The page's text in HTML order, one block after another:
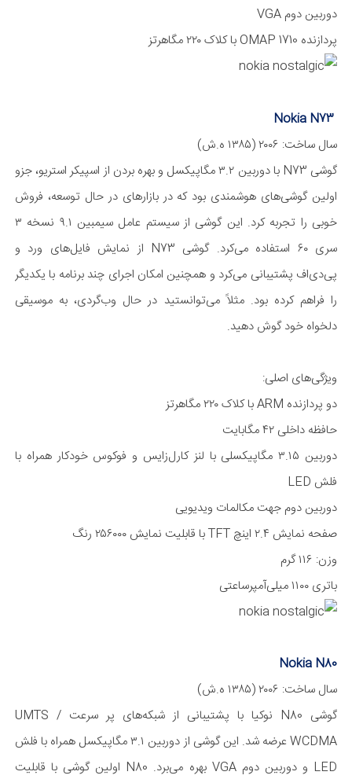
دوربین دوم VGA
پردازنده OMAP 1710 با کلاک ۲۲۰ مگا‌‌هرتز
سال ساخت: ۲۰۰۶ (۱۳۸۵ ه.ش)
گوشی N73 با دوربین ۳.۲ مگا‌پیکسل و بهره بردن از اسپیکر استریو، جزو
اولین گوشی‌های هوشمندی بود که در بازار‌های در حال توسعه، فروش
خوبی را تجربه کرد. این گوشی از سیستم عامل سیمبین ۹.۱ نسخه ۳
سری ۶۰ استفاده می‌کرد. گوشی N73 از نمایش فایل‌های ورد و
پی‌دی‌اف پشتیبانی می‌کرد و همچنین امکان اجرای چند برنامه با یکدیگر
را فراهم کرده بود. مثلاً می‌توانستید در حال وب‌گردی، به موسیقی
دلخواه خود گوش دهید.
ویژگی‌های اصلی:
دو پردازنده ARM با کلاک ۲۲۰ مگا‌هرتز
حافظه داخلی ۴۲ مگا‌بایت
دوربین ۳.۱۵ مگا‌پیکسلی با لنز کارل‌زایس و فوکوس خودکار همراه با
فلش LED
دوربین دوم جهت مکالمات ویدیویی
صفحه نمایش ۲.۴ اینچ TFT با قابلیت نمایش ۲۵۶۰۰۰ رنگ
وزن: ۱۱۶ گرم
باتری ۱۱۰۰ میلی‌آمپر‌ساعتی
Nokia N80
سال ساخت: ۲۰۰۶ (۱۳۸۵ ه.ش)
گوشی N80 نوکیا با پشتیبانی از شبکه‌های پر سرعت UMTS /
WCDMA عرضه شد. این گوشی از دوربین ۳.۱ مگا‌پیکسل همراه با فلش
LED و دوربین دوم VGA بهره می‌برد. N80 اولین گوشی با قابلیت